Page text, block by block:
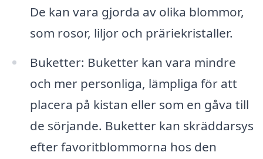
De kan vara gjorda av olika blommor,
som rosor, liljor och präriekristaller.
Buketter: Buketter kan vara mindre
och mer personliga, lämpliga för att
placera på kistan eller som en gåva till
de sörjande. Buketter kan skräddarsys
efter favoritblommorna hos den